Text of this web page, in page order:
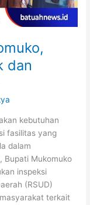
dan
kebutuhan
fasilitas yang
dalam
Bupati Mukomuko
inspeksi
(RSUD)
terkait